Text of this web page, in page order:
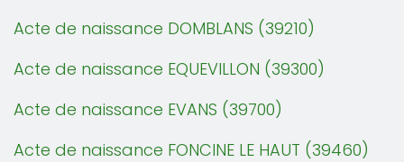
Acte de naissance DOMBLANS (39210)
Acte de naissance EQUEVILLON (39300)
Acte de naissance EVANS (39700)
Acte de naissance FONCINE LE HAUT (39460)